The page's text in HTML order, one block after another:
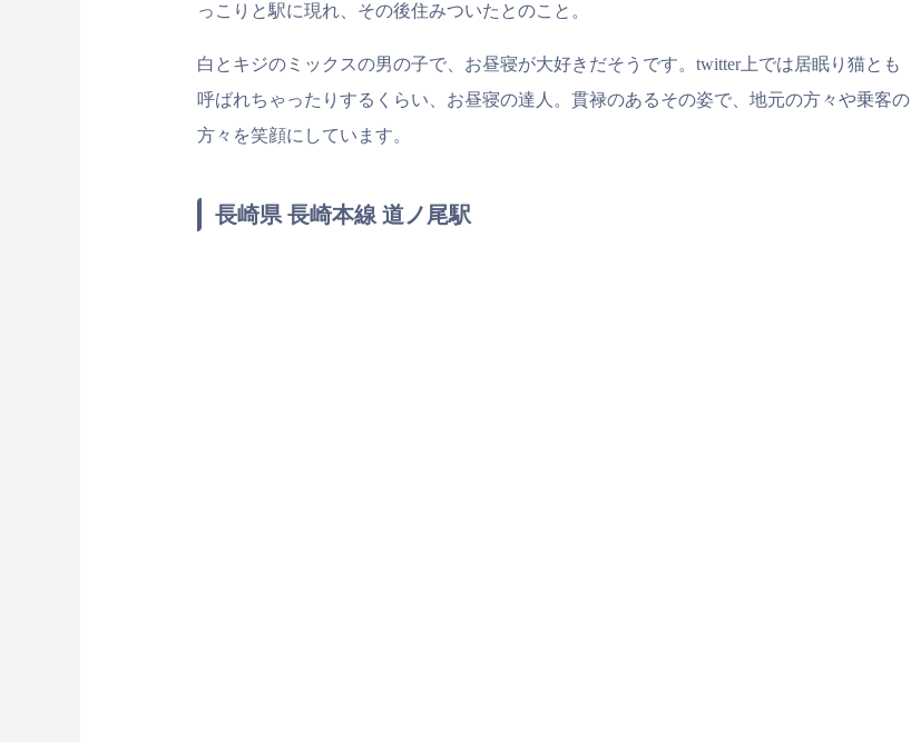
っこりと駅に現れ、その後住みついたとのこと。
白とキジのミックスの男の子で、お昼寝が大好きだそうです。twitter上では居眠り猫とも
呼ばれちゃったりするくらい、お昼寝の達人。貫禄のあるその姿で、地元の方々や乗客の
方々を笑顔にしています。
長崎県 長崎本線 道ノ尾駅